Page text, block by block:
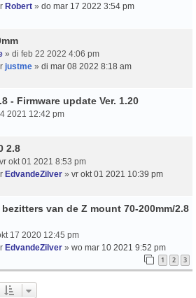
Robert » do mar 17 2022 3:54 pm
» di feb 22 2022 4:06 pm
justme » di mar 08 2022 8:18 am
- Firmware update Ver. 1.20
2021 12:42 pm
2.8
okt 01 2021 8:53 pm
EdvandeZilver » vr okt 01 2021 10:39 pm
van de Z mount 70-200mm/2.8
17 2020 12:45 pm
EdvandeZilver » wo mar 10 2021 9:52 pm
1 2 3